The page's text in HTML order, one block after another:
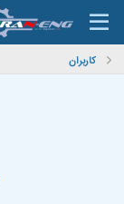
کاربران